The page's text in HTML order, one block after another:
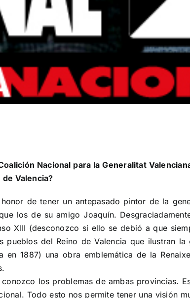
Nacional para la Generalitat
Valencia?
de tener un antepasado pintor de la
los de su amigo Joaquín.
XIII (desconozco si ello se debió a que
del Reino de Valencia que ilustran
en 1887) una obra emblemática de la
los problemas de ambas provincias.
Todo esto nos permite tener una visión